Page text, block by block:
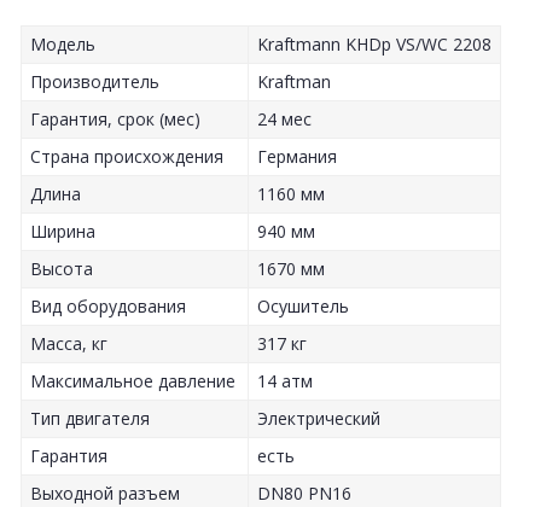
Модель
Kraftmann KHDp VS/WC 2208
Производитель
Kraftman
Гарантия, срок (мес)
24 мес
Страна происхождения
Германия
Длина
1160 мм
Ширина
940 мм
Высота
1670 мм
Вид оборудования
Осушитель
Масса, кг
317 кг
Максимальное давление
14 атм
Тип двигателя
Электрический
Гарантия
есть
Выходной разъем
DN80 PN16